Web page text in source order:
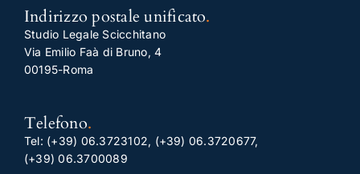
Indirizzo postale unificato.
Studio Legale Scicchitano
Via Emilio Faà di Bruno, 4
00195-Roma
Telefono.
Tel: (+39) 06.3723102, (+39) 06.3720677,
(+39) 06.3700089